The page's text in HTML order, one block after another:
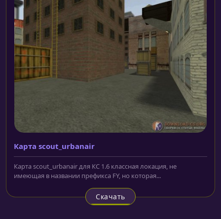
Карта scout_urbanair
Карта scout_urbanair для КС 1.6 классная локация, не
имеющая в названии префикса FY, но которая...
Скачать